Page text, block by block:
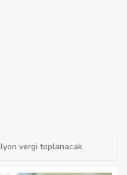
vergi toplanacak